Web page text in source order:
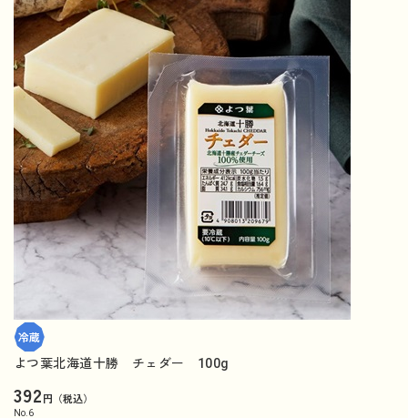
よつ葉北海道十勝 チェダー 100g
392円（税込）
No. 6